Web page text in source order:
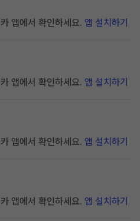
앱에서 확인하세요. 앱 설치하기
앱에서 확인하세요. 앱 설치하기
앱에서 확인하세요. 앱 설치하기
앱에서 확인하세요. 앱 설치하기